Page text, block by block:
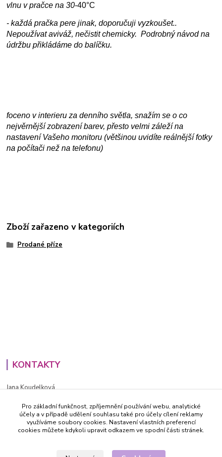
vlnu v pračce na30-40°C
- každá pračka pere jinak, doporučuji vyzkoušet..
Nepoužívat aviváž, nečistit chemicky. Podrobný návod na
údržbu přikládáme do balíčku.
foceno v interieru za denního světla, snažím se o co
nejvěrnější zobrazení barev, přesto velmi záleží na
nastavení Vašeho monitoru (většinou uvidíte reálnější fotky
na počítači než na telefonu)
Zboží zařazeno v kategoriích
Prodané příze
KONTAKTY
Jana Koudelková
PO - PÁ (8-16h)
info@decida.cz
Pro základní funkčnost, zpříjemnění používání webu, analytické
účely a v případě udělení souhlasu také pro účely cílení reklamy
využíváme soubory cookies. Nastavení vlastních preferencí
cookies můžete kdykoli upravit odkazem ve spodní části stránek.